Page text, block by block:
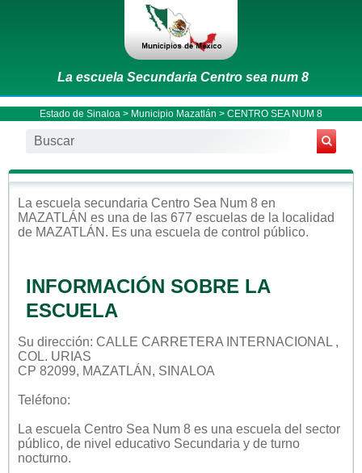
La escuela Secundaria Centro sea num 8
Estado de Sinaloa > Municipio Mazatlán > CENTRO SEA NUM 8
La escuela secundaria Centro Sea Num 8 en
MAZATLÁN es una de las 677 escuelas de la localidad
de MAZATLÁN . Es una escuela de control público.
INFORMACIÓN SOBRE LA
ESCUELA
Su dirección: CALLE CARRETERA INTERNACIONAL ,
COL. URIAS
CP 82099, MAZATLÁN, SINALOA
Teléfono:
La escuela Centro Sea Num 8 es una escuela del sector
público, de nivel educativo Secundaria y de turno
nocturno.